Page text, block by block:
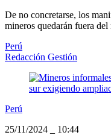
De no concretarse, los
mineros quedarán fuera
Perú
Redacción Gestión
Perú
25/11/2024
10:44